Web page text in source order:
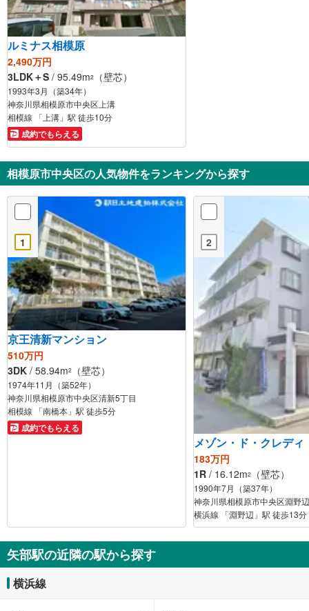
ルミナス相模原
2,490万円
3LDK＋S / 95.49m2 （壁芯）
1993年3月（築34年）
神奈川県相模原市中央区上溝
相模線 「上溝」駅 徒歩10分
成約でもらえる
相模原市中央区の人気物件をランキングから探す
1
京王清新マンション
510万円
3DK / 58.94m2 （壁芯）
1974年11月（築52年）
神奈川県相模原市中央区清新5丁目
相模線 「南橋本」駅 徒歩5分
成約でもらえる
2
メゾン・ド・クレディ
183万円
1R / 16.12m2 （壁芯）
1990年7月（築37年）
神奈川県相模原市中央区淵野
横浜線 「淵野辺」駅 徒歩13分
矢部駅の近隣の駅から探す
横浜線